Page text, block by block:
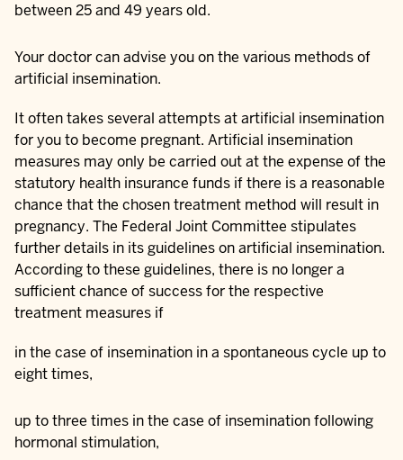
between 25 and 49 years old.
Your doctor can advise you on the various methods of
artificial insemination.
It often takes several attempts at artificial insemination
for you to become pregnant. Artificial insemination
measures may only be carried out at the expense of the
statutory health insurance funds if there is a reasonable
chance that the chosen treatment method will result in
pregnancy. The Federal Joint Committee stipulates
further details in its guidelines on artificial insemination.
According to these guidelines, there is no longer a
sufficient chance of success for the respective
treatment measures if
in the case of insemination in a spontaneous cycle up to
eight times,
up to three times in the case of insemination following
hormonal stimulation,